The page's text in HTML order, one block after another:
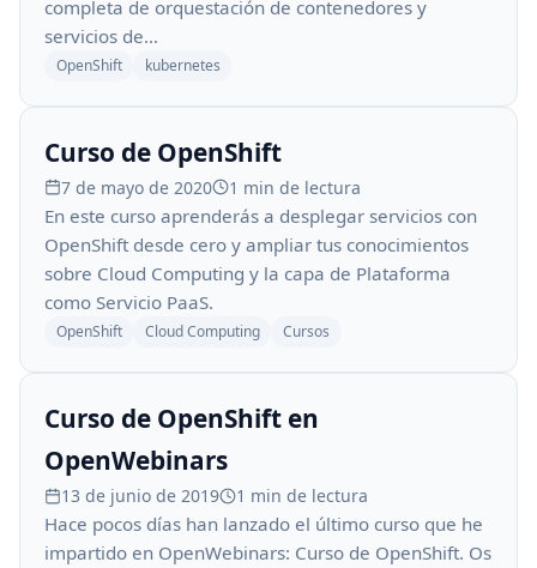
completa de orquestación de contenedores y
servicios de…
OpenShift kubernetes
Curso de OpenShift
7 de mayo de 2020 1 min de lectura
En este curso aprenderás a desplegar servicios con
OpenShift desde cero y ampliar tus conocimientos
sobre Cloud Computing y la capa de Plataforma
como Servicio PaaS.
OpenShift Cloud Computing Cursos
Curso de OpenShift en
OpenWebinars
13 de junio de 2019 1 min de lectura
Hace pocos días han lanzado el último curso que he
impartido en OpenWebinars: Curso de OpenShift. Os